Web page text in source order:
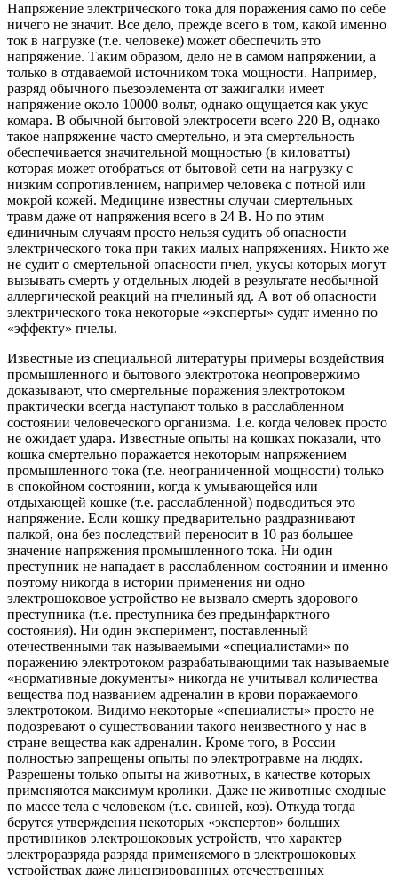
Напряжение электрического тока для поражения само по себе
ничего не значит. Все дело, прежде всего в том, какой именно
ток в нагрузке (т.е. человеке) может обеспечить это
напряжение. Таким образом, дело не в самом напряжении, а
только в отдаваемой источником тока мощности. Например,
разряд обычного пьезоэлемента от зажигалки имеет
напряжение около 10000 вольт, однако ощущается как укус
комара. В обычной бытовой электросети всего 220 В, однако
такое напряжение часто смертельно, и эта смертельность
обеспечивается значительной мощностью (в киловатты)
которая может отобраться от бытовой сети на нагрузку с
низким сопротивлением, например человека с потной или
мокрой кожей. Медицине известны случаи смертельных
травм даже от напряжения всего в 24 В. Но по этим
единичным случаям просто нельзя судить об опасности
электрического тока при таких малых напряжениях. Никто же
не судит о смертельной опасности пчел, укусы которых могут
вызывать смерть у отдельных людей в результате необычной
аллергической реакций на пчелиный яд. А вот об опасности
электрического тока некоторые «эксперты» судят именно по
«эффекту» пчелы.
Известные из специальной литературы примеры воздействия
промышленного и бытового электротока неопровержимо
доказывают, что смертельные поражения электротоком
практически всегда наступают только в расслабленном
состоянии человеческого организма. Т.е. когда человек просто
не ожидает удара. Известные опыты на кошках показали, что
кошка смертельно поражается некоторым напряжением
промышленного тока (т.е. неограниченной мощности) только
в спокойном состоянии, когда к умывающейся или
отдыхающей кошке (т.е. расслабленной) подводиться это
напряжение. Если кошку предварительно раздразнивают
палкой, она без последствий переносит в 10 раз большее
значение напряжения промышленного тока. Ни один
преступник не нападает в расслабленном состоянии и именно
поэтому никогда в истории применения ни одно
электрошоковое устройство не вызвало смерть здорового
преступника (т.е. преступника без предынфарктного
состояния). Ни один эксперимент, поставленный
отечественными так называемыми «специалистами» по
поражению электротоком разрабатывающими так называемые
«нормативные документы» никогда не учитывал количества
вещества под названием адреналин в крови поражаемого
электротоком. Видимо некоторые «специалисты» просто не
подозревают о существовании такого неизвестного у нас в
стране вещества как адреналин. Кроме того, в России
полностью запрещены опыты по электротравме на людях.
Разрешены только опыты на животных, в качестве которых
применяются максимум кролики. Даже не животные сходные
по массе тела с человеком (т.е. свиней, коз). Откуда тогда
берутся утверждения некоторых «экспертов» больших
противников электрошоковых устройств, что характер
электроразряда разряда применяемого в электрошоковых
устройствах даже лицензированных отечественных